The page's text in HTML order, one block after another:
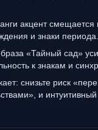
акцент смещается
и знаки периода.
«Тайный сад»
к знакам и
снизьте риск
и интуитивный